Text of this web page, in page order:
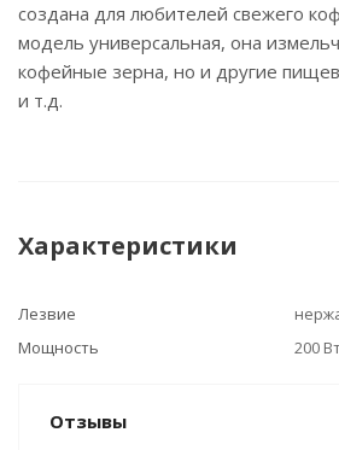
создана для любителей свежего
модель универсальная, она
кофейные зерна, но и другие
и т.д.
Характеристики
Лезвие
Мощность
200
Отзывы